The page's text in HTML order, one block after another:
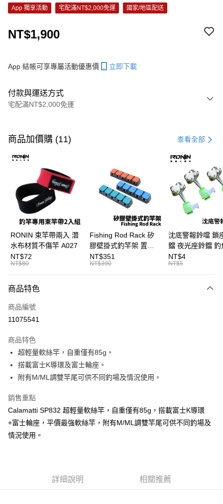
App 獨享活動 宅配滿NT$2,000免運 國家/地區配送
NT$1,900
App 結帳可享專屬活動優惠價 立即下載
付款與運送方式
宅配滿NT$2,000免運
信用卡一次付款
信用卡分期付款
3 期 0 利率 每期 21家銀行
合作金庫商業銀行
第一商業銀行
華南商業銀行
彰化商業銀行
上海商業儲蓄銀行
台北富邦商業銀行
國泰世華商業銀行
兆豐國際商業銀行
臺灣中小企業銀行
台中商業銀行
匯豐（台灣）商業銀行
華泰商業銀行
聯邦商業銀行
遠東國際商業銀行
元大商業銀行
台灣樂天信用卡公司
Apple Pay
街口支付
大哥付你分期
相關說明
2.付款方式選擇「大哥付你分期」，訂單成立後會自動跳轉到大哥付的交易
成交易。
4.訂單成立30分鐘內，如未前往確認交易或遇審核未通過，訂單將自動取
法說明評估內容。
【繳款方式說明】
1.分期款項不併入電信帳單，「大哥付你分期」於每月結算日後寄送繳費提
醒簡訊。
2.透過簡訊連結打開帳單後，可選擇「超商條碼／台灣大直營門市／銀行轉
1.本服務係由「台灣大哥大股份有限公司」（以下簡稱本公司）所提供，讓
用戶於交易時，得透過本服務購買商品或服務，並由商店將買賣／分期付款
買賣價金債權讓與本公司後，依約使用本公司帳單繳交帳款。
2.基於同意付款使用「大哥付你分期」之契約關係目的，商店將以您的個人
相關說明
AFTEE先享後付是「在收到商品之後才付款」的支付方式。 讓您購物簡單
便利好安心！
２．便利：只要手機號碼，簡訊認證，即可結帳。
【「AFTEE先享後付」結帳流程】
１．於結帳方式選擇「AFTEE先享後付」後，將跳轉至「AFTEE先享後付」
結帳頁面，進行簡訊認證並確認金額後，即可完成結帳。
３．收到繳費通知簡訊後14天內，點擊此簡訊中的連結，可透過四大超商／
ATM／網路銀行／等多元方式進行付款，方視為交易完成。
※ 請注意：結帳手續完成當下不需立刻繳費，但若您需要取消訂單，請聯絡
購買商品的店家。未經商家同意取消之訂單仍視為有效，需透過AFTEE先享
後付繳納相關費用。
ATM付款
運送方式
一般宅配（門市自取請勿下單，請聯繫客服）
每筆NT$100，滿NT$2,000(含以上)免運費
大型宅配(門市自取請勿下單，請聯繫客服）
每筆NT$150，滿NT$2,000(含以上)免運費
離島一般宅配
每筆NT$200，滿NT$3,000(含以上)免運費
商品加價購 (11) 查看全部
RONIN 束竿帶兩入 潛
水布材質不傷竿 A027
NT$72
NT$80
Fishing Rod Rack 矽
膠壁掛式釣竿架 置竿
架 壁鎖式竿架 釣竿展
示架 T1086
NT$351
NT$390
沈底警報鈴噹 鎖
鐺 夜光座鈴鐺 釣
鐺 沉底鈴鐺 1入 可插
Ø4.5x37mm夜光
NT$4
NT$5
商品特色
商品編號
11075541
商品特色
超輕量軟絲竿，自重僅有85g。
搭載富士K導環及富士輪座。
附有M/ML調雙竿尾可供不同釣場及情況使用。
銷售重點
Calamatti SP832 超輕量軟絲竿，自重僅有85g，搭載富士K導環
+富士輪座，平價最強軟絲竿，附有M/ML調雙竿尾可供不同釣場及
情況使用。
詳細說明 相關推薦